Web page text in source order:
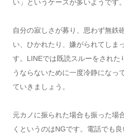
い」というケースが多いようです。
自分の寂しさが募り、思わず無鉄
い、ひかれたり、嫌がられてしま
す。LINEでは既読スルーをされた
うならないために一度冷静になっ
ていきましょう。
元カノに振られた場合も振った場
くというのはNGです。電話でも